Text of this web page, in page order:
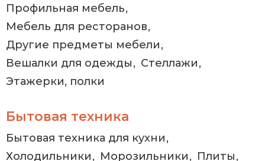
Профильная мебель
Мебель для ресторанов
Другие предметы мебели
Вешалки для одежды
Стеллажи
Этажерки, полки
Бытовая техника
Бытовая техника для кухни
Холодильники
Морозильники
Плиты